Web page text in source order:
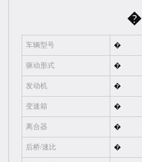
�
车辆型号 �
驱动形式 �
发动机 �
变速箱 �
离合器 �
后桥/速比 �